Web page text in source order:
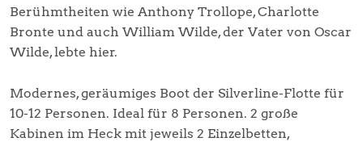
Berühmtheiten wie Anthony Trollope, Charlotte
Bronte und auch William Wilde, der Vater von Oscar
Wilde, lebte hier.
Modernes, geräumiges Boot der Silverline-Flotte für
10-12 Personen. Ideal für 8 Personen. 2 große
Kabinen im Heck mit jeweils 2 Einzelbetten,